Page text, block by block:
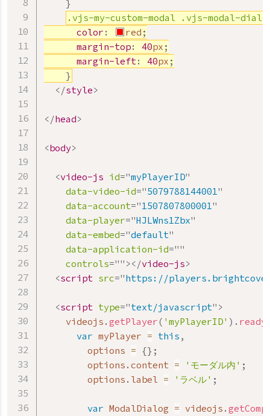
}
.vjs-my-custom-modal
.vjs-modal-
color : red ;
margin-top: 40px ;
margin-left : 40px ;
}
</style>
</head>
<body>
<video-js id="myPlayerID"
data-video-id="5079788144001 "
data-account="1507807800001 "
data-player="HJLWns1Zbx"
data-embed="default"
data-application-id=""
controls="" ></video-js>
<script src="https://
<script type="text/javascript" >
    videojs
. getPlayer( 'myPlayerID' ) . ready
var myPlayer = this ,
        options
= {} ;
        options
. content = 'モーダル内' ;
        options
. label = 'ラベル' ;
var ModalDialog = videojs .